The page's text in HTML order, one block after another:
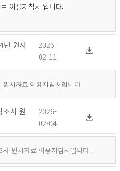
이용지침서 입니다.
년 원시
2026-
02-11
원시자료 이용지침서입니다.
조사 원
2026-
02-04
원시자료 이용지침서입니다.